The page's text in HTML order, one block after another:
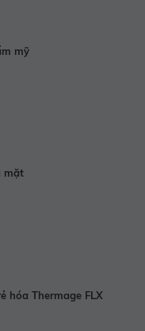
mỹ
mặt
hóa Thermage FLX